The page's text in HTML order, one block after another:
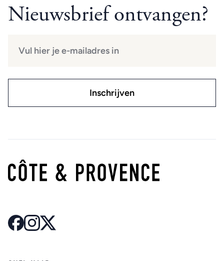
Nieuwsbrief ontvangen?